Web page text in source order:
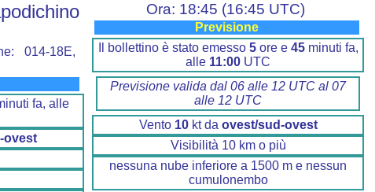
014-18E,
fa, alle
ovest
Ora: 18:45 (16:45 UTC)
Previsione
Il bollettino è stato emesso 5ore e 45minuti fa,
alle 11:00 UTC
Previsione valida dal 06 alle 12 UTC al 07
alle 12 UTC
Vento 10kt da ovest/sud-ovest
Visibilità 10 km o più
nessuna nube inferiore a 1500 m e nessun
cumulonembo